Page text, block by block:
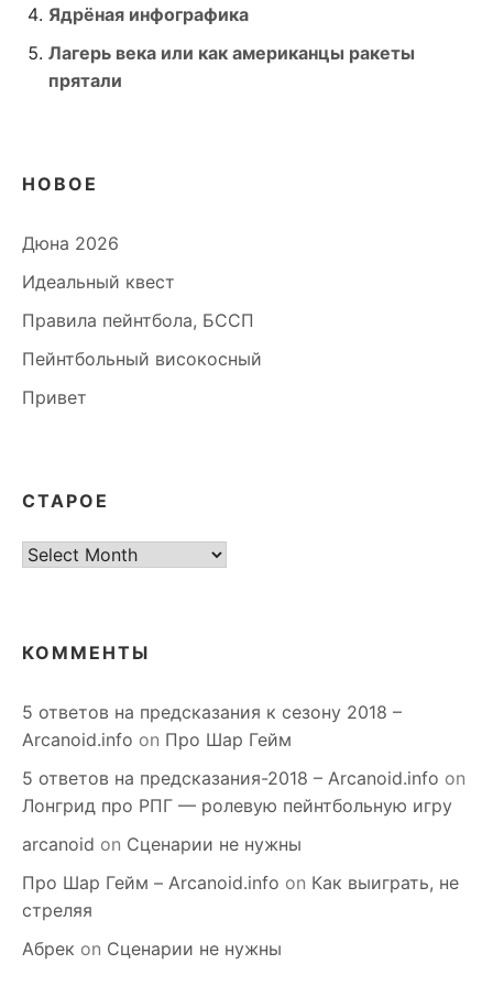
Ядрёная инфографика
Лагерь века или как американцы ракеты
прятали
НОВОЕ
Дюна 2026
Идеальный квест
Правила пейнтбола, БССП
Пейнтбольный високосный
Привет
СТАРОЕ
старое
КОММЕНТЫ
5 ответов на предсказания к сезону 2018 –
Arcanoid.info on Про Шар Гейм
5 ответов на предсказания-2018 – Arcanoid.info on
Лонгрид про РПГ — ролевую пейнтбольную игру
arcanoid on Сценарии не нужны
Про Шар Гейм – Arcanoid.info on Как выиграть, не
стреляя
Абрек on Сценарии не нужны